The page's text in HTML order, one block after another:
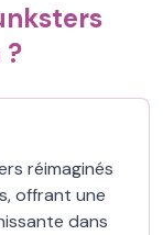
réimaginés
offrant une
dans